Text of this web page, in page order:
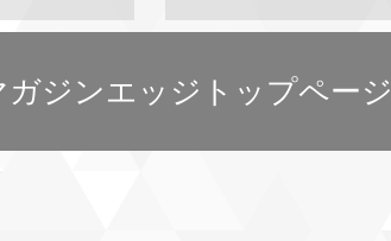
ガジンエッジトップページ